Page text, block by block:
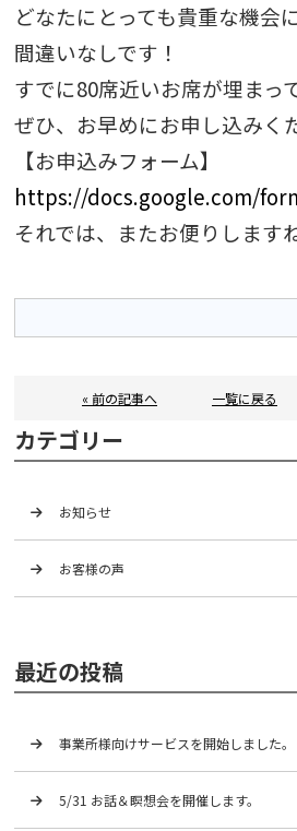
どなたにとっても貴重な機会
間違いなしです！
すでに80席近いお席が埋まっ
ぜひ、お早めにお申し込みく
【お申込みフォーム】
https://docs.google.com/
それでは、またお便りします
« 前の記事へ 一覧に戻る
カテゴリー
お知らせ
お客様の声
最近の投稿
事業所様向けサービスを開始しました。
5/31 お話＆瞑想会を開催します。